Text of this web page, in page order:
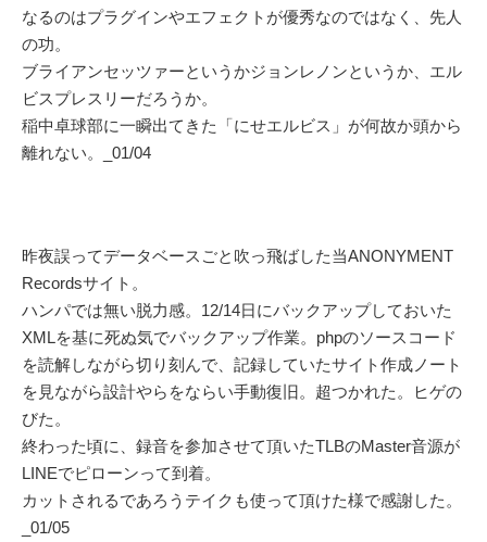
なるのはプラグインやエフェクトが優秀なのではなく、先人
の功。
ブライアンセッツァーというかジョンレノンというか、エル
ビスプレスリーだろうか。
稲中卓球部に一瞬出てきた「にせエルビス」が何故か頭から
離れない。_01/04
昨夜誤ってデータベースごと吹っ飛ばした当ANONYMENT
Recordsサイト。
ハンパでは無い脱力感。12/14日にバックアップしておいた
XMLを基に死ぬ気でバックアップ作業。phpのソースコード
を読解しながら切り刻んで、記録していたサイト作成ノート
を見ながら設計やらをならい手動復旧。超つかれた。ヒゲの
びた。
終わった頃に、録音を参加させて頂いたTLBのMaster音源が
LINEでピローンって到着。
カットされるであろうテイクも使って頂けた様で感謝した。
_01/05